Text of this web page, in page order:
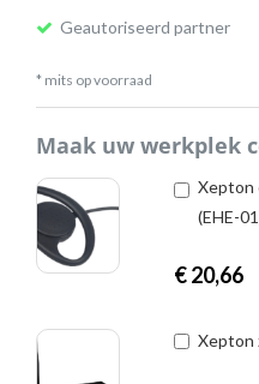
Maak uw werkplek
Xepton
(EHE-
€20,66
Xepton
Geautoriseerd partner
* mits op voorraad